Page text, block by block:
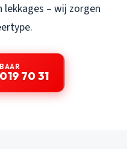
– wij zorgen
70 31